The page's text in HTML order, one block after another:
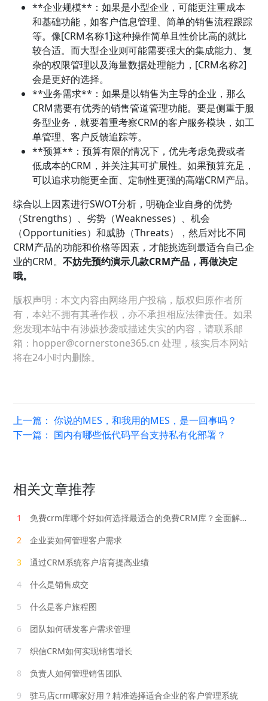
**企业规模**：如果是小型企业，可能更注重成本
和基础功能，如客户信息管理、简单的销售流程跟踪
等。像[CRM名称1]这种操作简单且性价比高的就比
较合适。而大型企业则可能需要强大的集成能力、复
杂的权限管理以及海量数据处理能力，[CRM名称2]
会是更好的选择。
**业务需求**：如果是以销售为主导的企业，那么
CRM需要有优秀的销售管道管理功能。要是侧重于服
务型业务，就要着重考察CRM的客户服务模块，如工
单管理、客户反馈追踪等。
**预算**：预算有限的情况下，优先考虑免费或者
低成本的CRM，并关注其可扩展性。如果预算充足，
可以追求功能更全面、定制性更强的高端CRM产品。
综合以上因素进行SWOT分析，明确企业自身的优势
（Strengths）、劣势（Weaknesses）、机会
（Opportunities）和威胁（Threats），然后对比不同
CRM产品的功能和价格等因素，才能挑选到最适合自己企
业的CRM。不妨先预约演示几款CRM产品，再做决定
哦。
版权声明：本文内容由网络用户投稿，版权归原作者所
有，本站不拥有其著作权，亦不承担相应法律责任。如果
您发现本站中有涉嫌抄袭或描述失实的内容，请联系邮
箱：hopper@cornerstone365.cn 处理，核实后本网站
将在24小时内删除。
上一篇：你说的MES，和我用的MES，是一回事吗？
下一篇： 国内有哪些低代码平台支持私有化部署？
相关文章推荐
1
免费crm库哪个好如何选择最适合的免费CRM库？全面解析推荐
2
企业要如何管理客户需求
3
通过CRM系统客户培育提高业绩
4
什么是销售成交
5
什么是客户旅程图
6
团队如何研发客户需求管理
7
织信CRM如何实现销售增长
8
负责人如何管理销售团队
9
驻马店crm哪家好用？精准选择适合企业的客户管理系统